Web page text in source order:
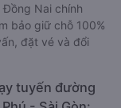
Nai chính
bảo giữ chỗ 100%
đặt vé và đổi
tuyến đường